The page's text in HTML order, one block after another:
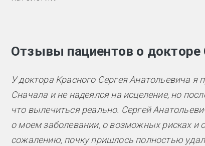
Отзывы пациентов о
У доктора Красного Сергея Анатольевича я
Сначала и не надеялся на исцеление, но
что вылечиться реально. Сергей
о моем заболевании, о возможных рисках и
сожалению, почку пришлось полностью